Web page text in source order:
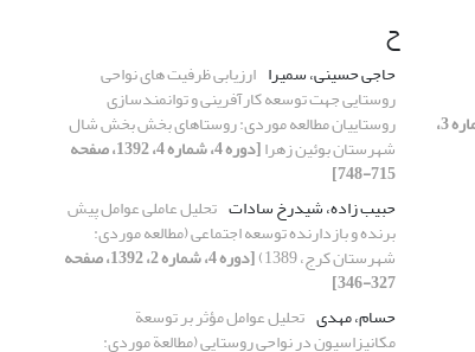
[دوره 4، شماره 3،
ح
حاجی حسینی، سمیرا ارزیابی ظرفیت های نواحی
روستایی جهت توسعه کارآفرینی و توانمندسازی
روستاییان مطالعه موردی: روستاهای بخش بخش شال
شهرستان بوئین زهرا [دوره 4، شماره 4، 1392، صفحه
715-748]
حبیب زاده، شیدرخ سادات تحلیل عاملی عوامل پیش
برنده و بازدارنده توسعه اجتماعی (مطالعه موردی:
شهرستان کرج، 1389) [دوره 4، شماره 2، 1392، صفحه
327-346]
حسام، مهدی تحلیل عوامل مؤثر بر توسعة
مکانیزاسیون در نواحی روستایی (مطالعة موردی: